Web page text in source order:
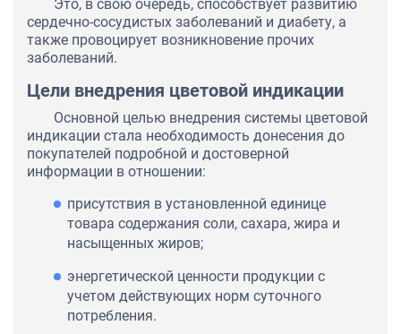
Это, в свою очередь, способствует развитию
сердечно-сосудистых заболеваний и диабету, а
также провоцирует возникновение прочих
заболеваний.
Цели внедрения цветовой индикации
Основной целью внедрения системы цветовой
индикации стала необходимость донесения до
покупателей подробной и достоверной
информации в отношении:
присутствия в установленной единице
товара содержания соли, сахара, жира и
насыщенных жиров;
энергетической ценности продукции с
учетом действующих норм суточного
потребления.